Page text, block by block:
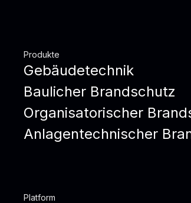
Produkte
Gebäudetechnik
Baulicher Brandschutz
Organisatorischer
Anlagentechnischer
Platform